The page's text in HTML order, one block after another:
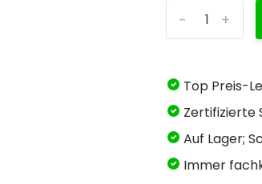
+
-
Top Preis-
Zertifizierte
Auf Lager;
Immer